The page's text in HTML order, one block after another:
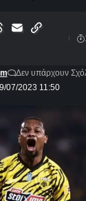
07/2023 11:50
Δεν υπάρχουν